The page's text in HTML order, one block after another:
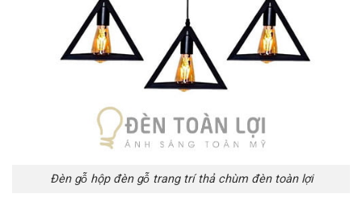
Đèn gỗ hộp đèn gỗ trang trí thả chùm đèn toàn lợi